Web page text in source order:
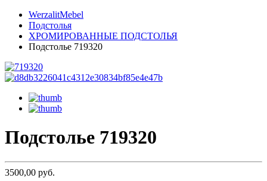
WerzalitMebel
Подстолья
ХРОМИРОВАННЫЕ ПОДСТОЛЬЯ
Подстолье 719320
Подстолье 719320
3500,00 руб.